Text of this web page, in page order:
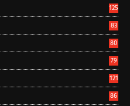
125
83
80
79
121
86